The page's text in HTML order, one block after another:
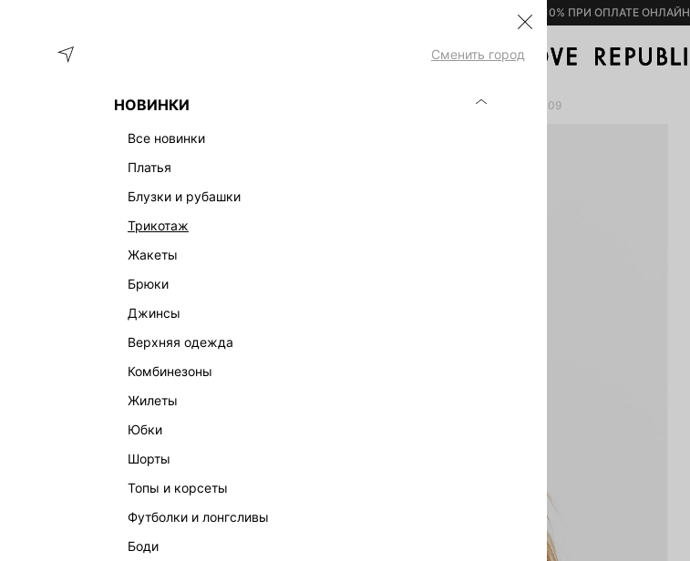
– 10% ПРИ ОПЛАТЕ ОНЛАЙН
Сменить город
НОВИНКИ
все новинки
платья
блузки и рубашки
трикотаж
жакеты
брюки
джинсы
верхняя одежда
комбинезоны
жилеты
юбки
шорты
топы и корсеты
футболки и лонгсливы
боди
УКРАШЕНИЯ
СЕРЬГИ-ПОДВЕСКИ С КРИСТАЛЛАМИ 544248109